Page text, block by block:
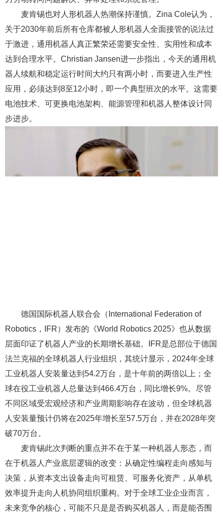
麦肯锡也对人形机器人热潮保持谨慎。Zina Cole认为，
关于2030年前后所有仓库都被人形机器人全面接管的说法过
于激进，通用机器人真正繁荣还需要安全性、实用性和成本
达到合理水平。Christian Jansen进一步指出，今天的通用机
器人续航和稳定运行时间大约只有两小时，而要进入生产性
应用，必须达到8至12小时，即一个典型班次的水平。这需要
电池技术、可更换电池架构、能源管理和机器人整体设计同
步进步。
德国国际机器人联合会（International Federation of
Robotics，IFR）发布的《World Robotics 2025》也从数据
层面印证了机器人产业的长期增长基础。IFR是总部位于德国
法兰克福的全球机器人行业组织，其统计显示，2024年全球
工业机器人安装量达到54.2万台，是十年前的两倍以上；全
球在役工业机器人总量达到466.4万台，同比增长9%。尽管
不同区域受宏观经济和产业周期影响存在波动，但全球机器
人安装量预计仍将在2025年增长至57.5万台，并在2028年突
破70万台。
麦肯锡此次判断的重点并不在于某一种机器人形态，而
在于机器人产业底层逻辑的改变：从确定性编程走向感知与
决策，从资本支出设备走向可租赁、可服务化资产，从单机
效率提升走向人机协同组织重构。对于全球工业企业而言，
未来竞争的核心，可能不只是是否购买机器人，而是能否围